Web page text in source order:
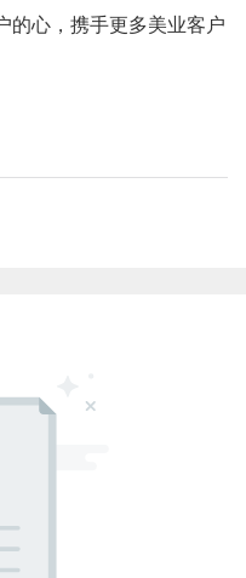
的心，携手更多美业客户